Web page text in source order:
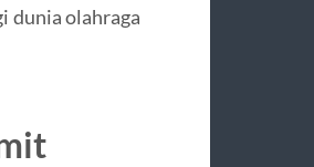
dunia olahraga